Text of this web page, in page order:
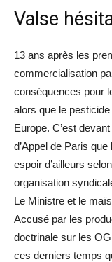
Valse
13 ans après les
commercialisation
conséquences pour
alors que le
Europe. C’est
d’Appel de Paris
espoir d’ailleurs
organisation
Le Ministre et le
Accusé par les
doctrinale sur les
ces derniers temps